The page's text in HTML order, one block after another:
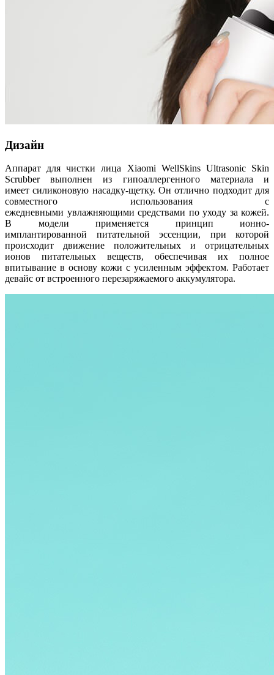
Дизайн
Аппарат для чистки лица Xiaomi WellSkins Ultrasonic Skin
Scrubber выполнен из гипоаллергенного материала и
имеет силиконовую насадку-щетку. Он отлично подходит для
совместного использования с
ежедневными увлажняющими средствами по уходу за кожей.
В модели применяется принцип ионно-
имплантированной питательной эссенции, при которой
происходит движение положительных и отрицательных
ионов питательных веществ, обеспечивая их полное
впитывание в основу кожи с усиленным эффектом. Работает
девайс от встроенного перезаряжаемого аккумулятора.